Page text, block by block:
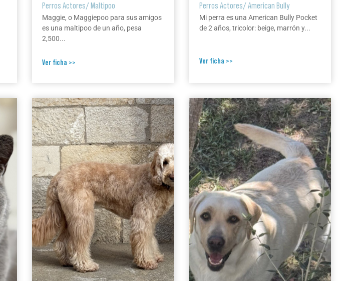
Perros Actores/Maltipoo
Maggie, o Maggiepoo para sus amigos
es una maltipoo de un año, pesa
2,500...
Ver ficha >>
Perros Actores/American Bully
Mi perra es una American Bully Pocket
de 2 años, tricolor: beige, marrón y...
Ver ficha >>